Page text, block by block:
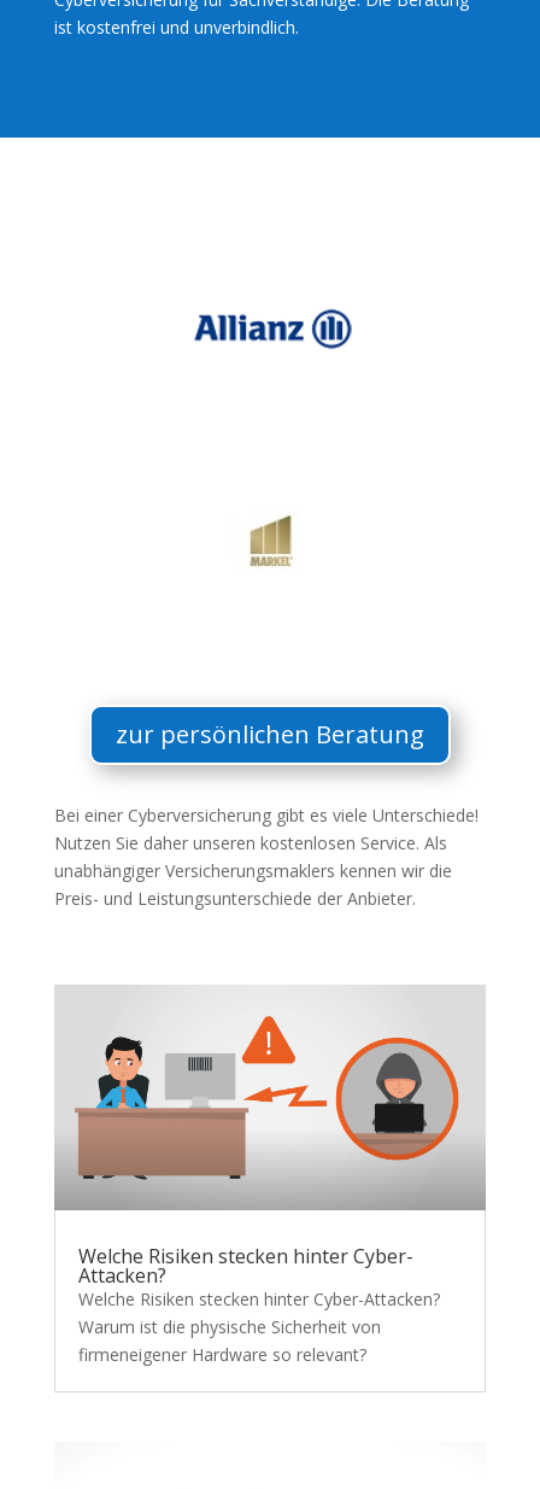
ist kostenfrei und unverbindlich.
zur persönlichen Beratung
Bei einer Cyberversicherung gibt es viele Unterschiede!
Nutzen Sie daher unseren kostenlosen Service. Als
unabhängiger Versicherungsmaklers kennen wir die
Preis- und Leistungsunterschiede der Anbieter.
Welche Risiken stecken hinter Cyber-
Attacken?
Welche Risiken stecken hinter Cyber-Attacken?
Warum ist die physische Sicherheit von
firmeneigener Hardware so relevant?